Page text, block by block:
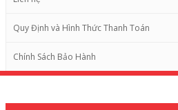
Quy Định và Hình Thức Thanh Toán
Chính Sách Bảo Hành